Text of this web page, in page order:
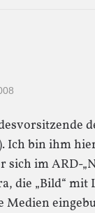
Ich bin ihm
sich im ARD-
die „Bild“ mit